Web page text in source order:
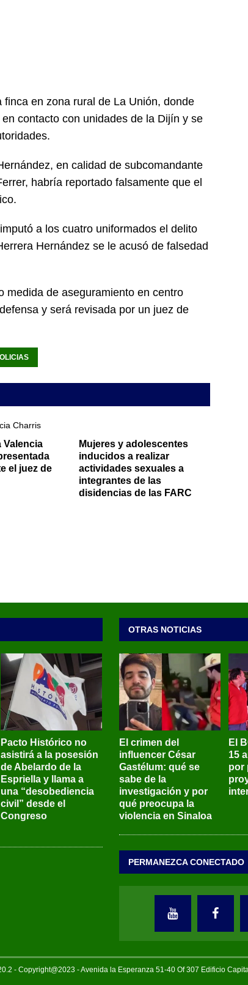
en zona rural de La Unión, donde
contacto con unidades de la Dijín y se
en calidad de subcomandante
habría reportado falsamente que el
a los cuatro uniformados el delito
Hernández se le acusó de falsedad
medida de aseguramiento en centro
y será revisada por un juez de
Valencia
el juez de
Mujeres y adolescentes
inducidos a realizar
actividades sexuales a
integrantes de las
disidencias de las FARC
Pacto Histórico no
asistirá a la posesión
de Abelardo de la
Espriella y llama a
una “desobediencia
civil” desde el
Congreso
OTRAS NOTICIAS
El crimen del
influencer César
Gastélum: qué se
sabe de la
investigación y por
qué preocupa la
violencia en Sinaloa
El
15
por
PERMANEZCA CONECTADO
- Copyright@2023 - Avenida la Esperanza 51-40 Of 307 Edificio